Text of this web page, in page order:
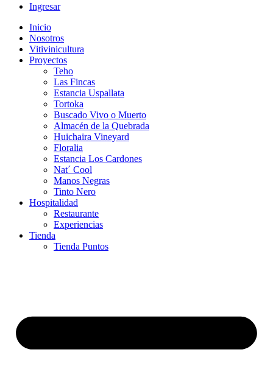
Ingresar
Inicio
Nosotros
Vitivinicultura
Proyectos
Teho
Las Fincas
Estancia Uspallata
Tortoka
Buscado Vivo o Muerto
Almacén de la Quebrada
Huichaira Vineyard
Floralia
Estancia Los Cardones
Nat´ Cool
Manos Negras
Tinto Nero
Hospitalidad
Restaurante
Experiencias
Tienda
Tienda Puntos